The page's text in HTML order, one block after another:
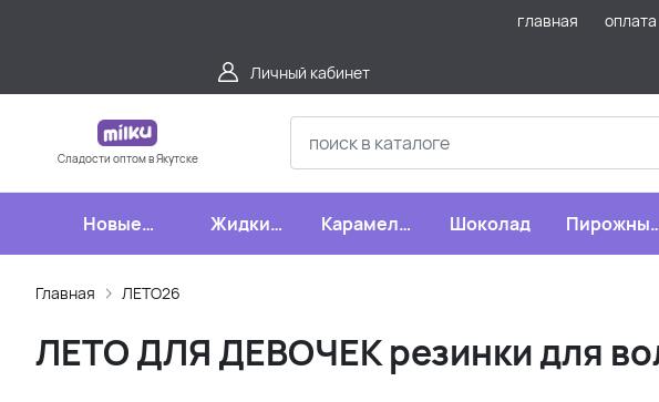
главная оплата
Личный кабинет
Сладости оптом в Якутске
Новые
поступления
Жидкие
конфеты
Карамель,
леденцы,
Шоколад
Главная ЛЕТО26
ЛЕТО ДЛЯ ДЕВОЧЕК резинки для